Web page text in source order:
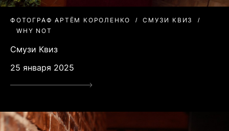
ФОТОГРАФ АРТЁМ КОРОЛЕНКО
СМУЗИ КВИЗ
WHY NOT
Смузи Квиз
25 января 2025